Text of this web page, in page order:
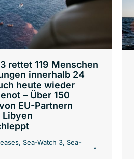
rettet 119 Menschen
innerhalb 24
heute wieder
– Über 150
EU-Partnern
Libyen
, Sea-Watch 3, Sea-